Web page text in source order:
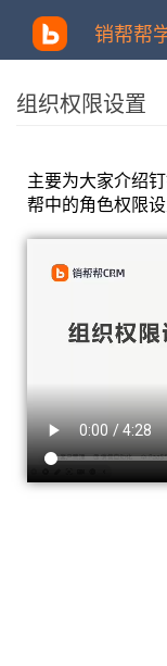
销帮帮
组织权限设置
主要为大家介绍
帮中的角色权限设